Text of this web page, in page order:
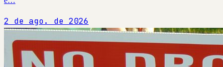
2 de ago. de 2026